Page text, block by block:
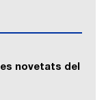
novetats del